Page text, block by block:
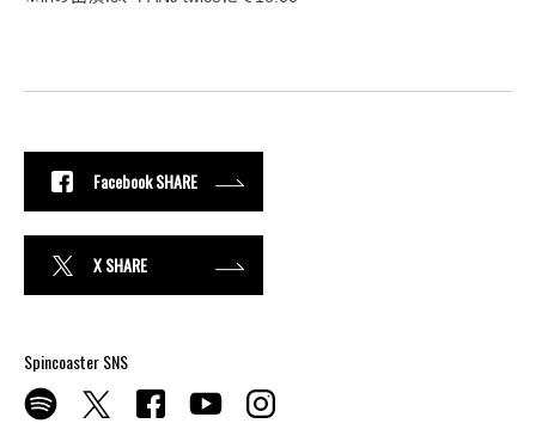
Facebook SHARE
X SHARE
Spincoaster SNS